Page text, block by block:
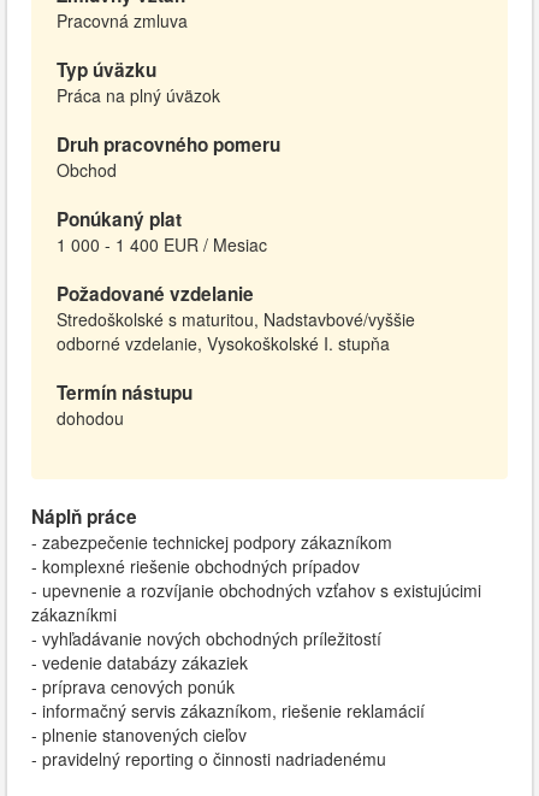
Pracovná zmluva
Typ úväzku
Práca na plný úväzok
Druh pracovného pomeru
Obchod
Ponúkaný plat
1 000 - 1 400 EUR / Mesiac
Požadované vzdelanie
Stredoškolské s maturitou, Nadstavbové/vyššie
odborné vzdelanie, Vysokoškolské I. stupňa
Termín nástupu
dohodou
Náplň práce
- zabezpečenie technickej podpory zákazníkom
- komplexné riešenie obchodných prípadov
- upevnenie a rozvíjanie obchodných vzťahov s existujúcimi
zákazníkmi
- vyhľadávanie nových obchodných príležitostí
- vedenie databázy zákaziek
- príprava cenových ponúk
- informačný servis zákazníkom, riešenie reklamácií
- plnenie stanovených cieľov
- pravidelný reporting o činnosti nadriadenému